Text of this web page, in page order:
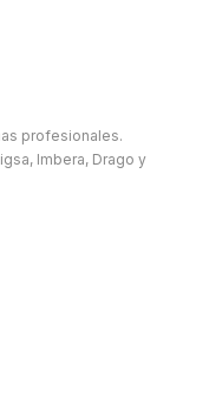
profesionales.
Imbera, Drago y